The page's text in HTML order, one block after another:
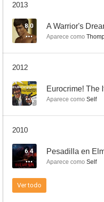
2013
8.0 A Warrior's
Aparece como
2012
-- Eurocrime! The
Aparece como Self
2010
6.4
Aparece como Self
Ver todo